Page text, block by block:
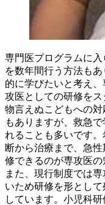
専門医プログラムに
を数年間行う方法も
的に学びたいと考え
攻医としての研修をス
物言えぬこどもへの
もありますが、救急
れることも多いです
断から治療まで、急
修できるのが専攻医の
また、現行制度では
いため研修を形とし
しています。小児科